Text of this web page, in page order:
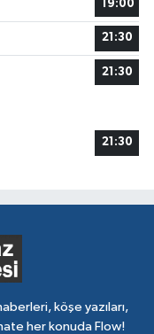
19:00
21:30
21:30
21:30
köşe yazıları,
her konuda Flow!